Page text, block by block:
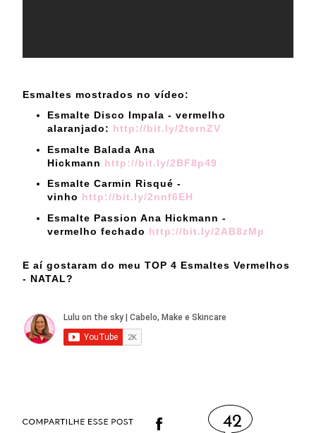
Esmaltes mostrados no vídeo:
Esmalte Disco Impala - vermelho
alaranjado: http://bit.ly/2ternZV
Esmalte Balada Ana
Hickmann http://bit.ly/2BF8p49
Esmalte Carmin Risqué -
vinho http://bit.ly/2nnf6EH
Esmalte Passion Ana Hickmann -
vermelho fechado http://bit.ly/2AB8zMp
E aí gostaram do meu TOP 4 Esmaltes Vermelhos
- NATAL?
42